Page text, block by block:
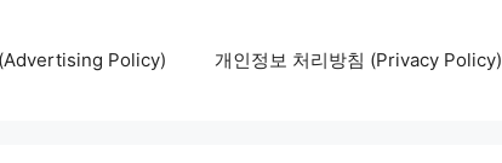
Policy) 개인정보 처리방침 (Privacy Policy)